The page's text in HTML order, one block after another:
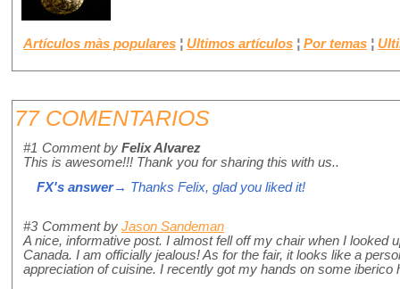
Artículos màs populares ¦ Ultimos artículos ¦ Por temas ¦
77 COMENTARIOS
#1 Comment by Felix Alvarez
This is awesome!!! Thank you for sharing this with us..
FX's answer→ Thanks Felix, glad you liked it!
#3 Comment by Jason Sandeman
A nice, informative post. I almost fell off my chair when I looked
Canada. I am officially jealous! As for the fair, it looks like a
appreciation of cuisine. I recently got my hands on some iberico